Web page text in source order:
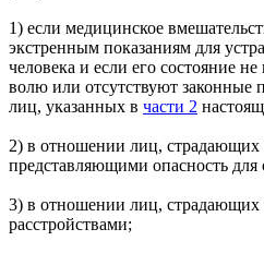
1) если медицинское
экстренным показаниям для
человека и если его состояние
волю или отсутствуют законные
лиц, указанных в части 2
2) в отношении лиц, страдающих
представляющими опасность
3) в отношении лиц,
расстройствами;